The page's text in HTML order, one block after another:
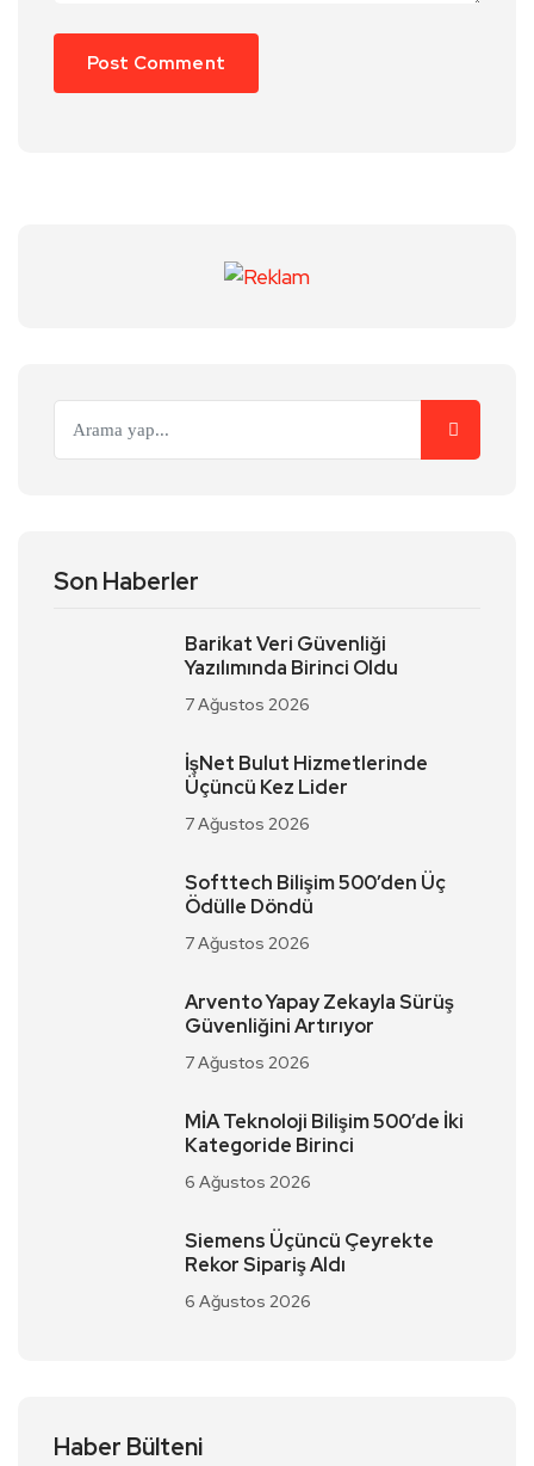
Son Haberler
Barikat Veri Güvenliği
Yazılımında Birinci Oldu
7 Ağustos 2026
İşNet Bulut Hizmetlerinde
Üçüncü Kez Lider
7 Ağustos 2026
Softtech Bilişim 500’den Üç
Ödülle Döndü
7 Ağustos 2026
Arvento Yapay Zekayla Sürüş
Güvenliğini Artırıyor
7 Ağustos 2026
MİA Teknoloji Bilişim 500’de İki
Kategoride Birinci
6 Ağustos 2026
Siemens Üçüncü Çeyrekte
Rekor Sipariş Aldı
6 Ağustos 2026
Haber Bülteni